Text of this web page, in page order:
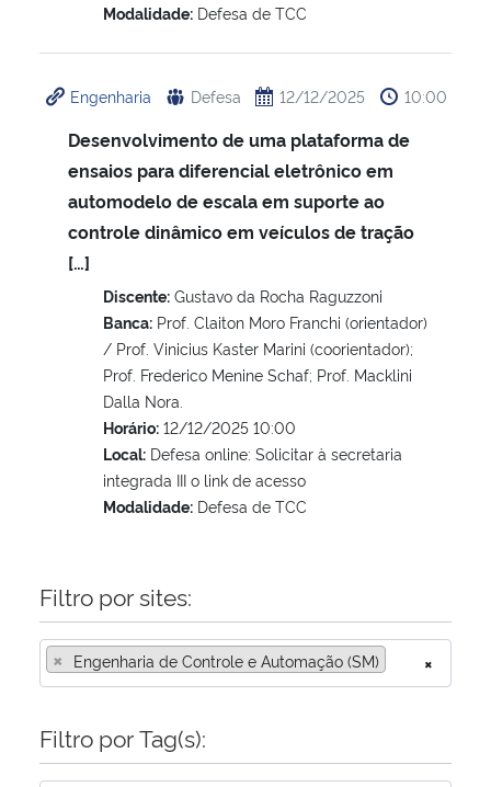
Modalidade: Defesa de TCC
Engenharia Defesa 12/12/2025 10:00
Desenvolvimento de uma plataforma de
ensaios para diferencial eletrônico em
automodelo de escala em suporte ao
controle dinâmico em veículos de tração
[…]
Discente: Gustavo da Rocha Raguzzoni
Banca: Prof. Claiton Moro Franchi (orientador)
/ Prof. Vinicius Kaster Marini (coorientador);
Prof. Frederico Menine Schaf; Prof. Macklini
Dalla Nora.
Horário: 12/12/2025 10:00
Local: Defesa online: Solicitar à secretaria
integrada III o link de acesso
Modalidade: Defesa de TCC
Filtro por sites:
×
× Engenharia de Controle e Automação (SM)
Filtro por Tag(s):